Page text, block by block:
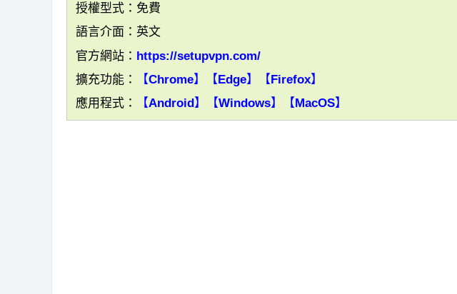
授權型式：免費
語言介面：英文
官方網站： https://setupvpn.com/
擴充功能：
【Chrome】 【Edge】
【Firefox】
應用程式：
【Android】 【Windows】 【MacOS】